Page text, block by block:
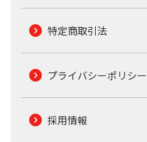
特定商取引法
プライバシーポリシー
採用情報